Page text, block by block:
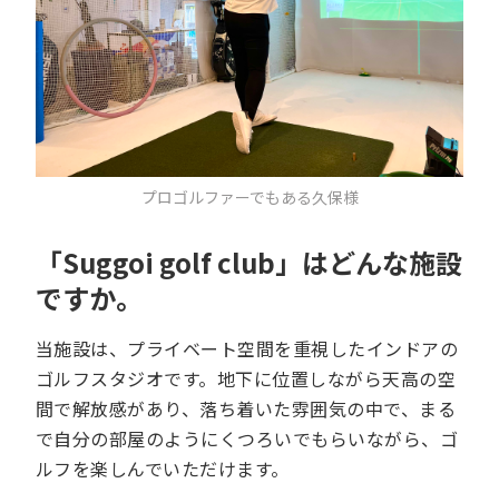
プロゴルファーでもある久保様
「Suggoi golf club」はどんな施設
ですか。
当施設は、プライベート空間を重視したインドアの
ゴルフスタジオです。地下に位置しながら天高の空
間で解放感があり、落ち着いた雰囲気の中で、まる
で自分の部屋のようにくつろいでもらいながら、ゴ
ルフを楽しんでいただけます。